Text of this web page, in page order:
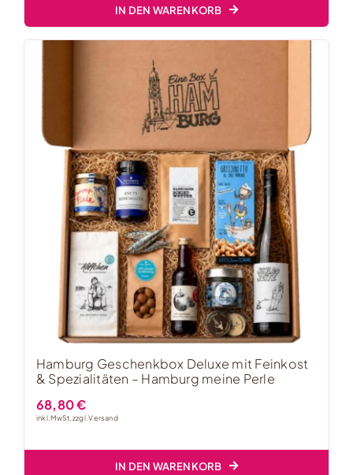
IN DEN WARENKORB
Hamburg Geschenkbox Deluxe mit Feinkost
& Spezialitäten – Hamburg meine Perle
68,80€
inkl. MwSt, zzgl.Versand
IN DEN WARENKORB